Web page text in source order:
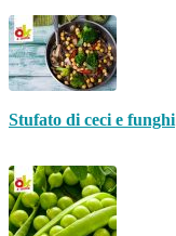
Stufato di ceci e funghi